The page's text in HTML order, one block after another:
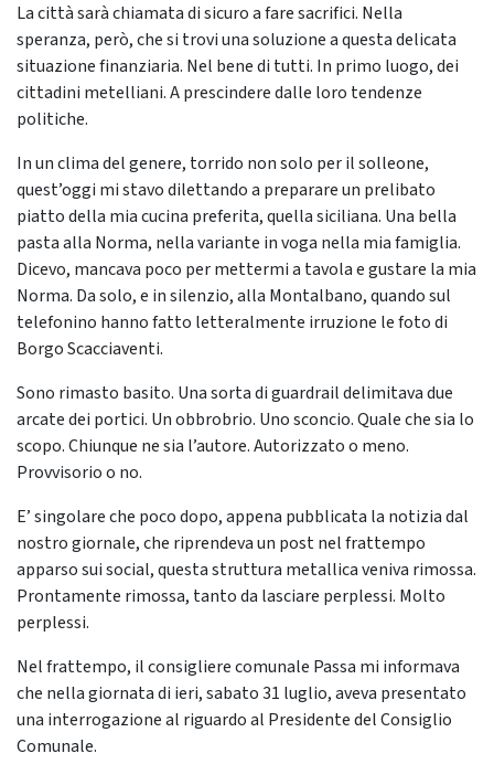
La città sarà chiamata di sicuro a fare sacrifici. Nella
speranza, però, che si trovi una soluzione a questa delicata
situazione finanziaria. Nel bene di tutti. In primo luogo, dei
cittadini metelliani. A prescindere dalle loro tendenze
politiche.
In un clima del genere, torrido non solo per il solleone,
quest’oggi mi stavo dilettando a preparare un prelibato
piatto della mia cucina preferita, quella siciliana. Una bella
pasta alla Norma, nella variante in voga nella mia famiglia.
Dicevo, mancava poco per mettermi a tavola e gustare la mia
Norma. Da solo, e in silenzio, alla Montalbano, quando sul
telefonino hanno fatto letteralmente irruzione le foto di
Borgo Scacciaventi.
Sono rimasto basito. Una sorta di guardrail delimitava due
arcate dei portici. Un obbrobrio. Uno sconcio. Quale che sia lo
scopo. Chiunque ne sia l’autore. Autorizzato o meno.
Provvisorio o no.
E’ singolare che poco dopo, appena pubblicata la notizia dal
nostro giornale, che riprendeva un post nel frattempo
apparso sui social, questa struttura metallica veniva rimossa.
Prontamente rimossa, tanto da lasciare perplessi. Molto
perplessi.
Nel frattempo, il consigliere comunale Passa mi informava
che nella giornata di ieri, sabato 31 luglio, aveva presentato
una interrogazione al riguardo al Presidente del Consiglio
Comunale.